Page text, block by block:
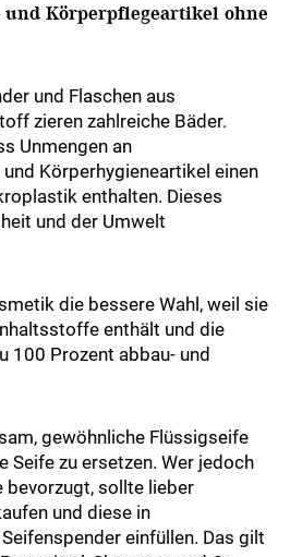
und Körperpflegeartikel ohne
und Flaschen aus
zieren zahlreiche Bäder.
Unmengen an
Körperhygieneartikel einen
enthalten. Dieses
und der Umwelt
die bessere Wahl, weil sie
enthält und die
100 Prozent abbau- und
gewöhnliche Flüssigseife
Seife zu ersetzen. Wer jedoch
bevorzugt, sollte lieber
und diese in
einfüllen. Das gilt